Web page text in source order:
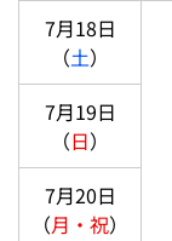
7月18日
（土）
7月19日
（日）
7月20日
（月・祝）